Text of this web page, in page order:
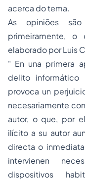
acerca do tema.
As opiniões
primeiramente,
elaborado por Luis
" En una primera
delito
provoca un
necesariamente
autor, o que, por
ilícito a su autor
directa o
intervienen
dispositivos